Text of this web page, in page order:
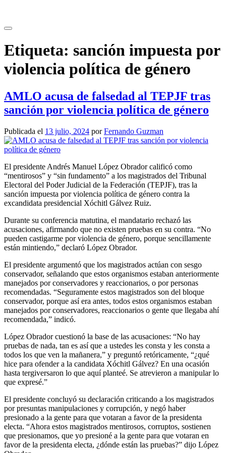
contenido
Etiqueta: sanción impuesta por
violencia política de género
AMLO acusa de falsedad al TEPJF tras
sanción por violencia política de género
Publicada el 13 julio, 2024 porFernando Guzman
El presidente Andrés Manuel López Obrador calificó como
“mentirosos” y “sin fundamento” a los magistrados del Tribunal
Electoral del Poder Judicial de la Federación (TEPJF), tras la
sanción impuesta por violencia política de género contra la
excandidata presidencial Xóchitl Gálvez Ruiz.
Durante su conferencia matutina, el mandatario rechazó las
acusaciones, afirmando que no existen pruebas en su contra. “No
pueden castigarme por violencia de género, porque sencillamente
están mintiendo,” declaró López Obrador.
El presidente argumentó que los magistrados actúan con sesgo
conservador, señalando que estos organismos estaban anteriormente
manejados por conservadores y reaccionarios, o por personas
recomendadas. “Seguramente estos magistrados son del bloque
conservador, porque así era antes, todos estos organismos estaban
manejados por conservadores, reaccionarios o gente que llegaba ahí
recomendada,” indicó.
López Obrador cuestionó la base de las acusaciones: “No hay
pruebas de nada, tan es así que a ustedes les consta y les consta a
todos los que ven la mañanera,” y preguntó retóricamente, “¿qué
hice para ofender a la candidata Xóchitl Gálvez? En una ocasión
hasta tergiversaron lo que aquí planteé. Se atrevieron a manipular lo
que expresé.”
El presidente concluyó su declaración criticando a los magistrados
por presuntas manipulaciones y corrupción, y negó haber
presionado a la gente para que votaran a favor de la presidenta
electa. “Ahora estos magistrados mentirosos, corruptos, sostienen
que presionamos, que yo presioné a la gente para que votaran en
favor de la presidenta electa, ¿dónde están las pruebas?” dijo López